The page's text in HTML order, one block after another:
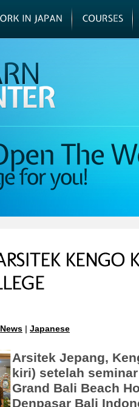
News | Japanese
Arsitek Jepang,
kiri) setelah
Grand Bali Beach
Denpasar Bali